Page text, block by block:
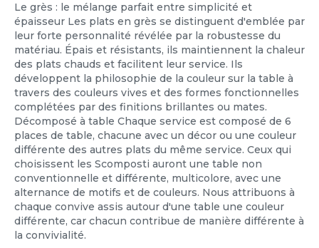
Le grès : le mélange parfait entre simplicité et
épaisseur Les plats en grès se distinguent d'emblée par
leur forte personnalité révélée par la robustesse du
matériau. Épais et résistants, ils maintiennent la chaleur
des plats chauds et facilitent leur service. Ils
développent la philosophie de la couleur sur la table à
travers des couleurs vives et des formes fonctionnelles
complétées par des finitions brillantes ou mates.
Décomposé à table Chaque service est composé de 6
places de table, chacune avec un décor ou une couleur
différente des autres plats du même service. Ceux qui
choisissent les Scomposti auront une table non
conventionnelle et différente, multicolore, avec une
alternance de motifs et de couleurs. Nous attribuons à
chaque convive assis autour d'une table une couleur
différente, car chacun contribue de manière différente à
la convivialité.